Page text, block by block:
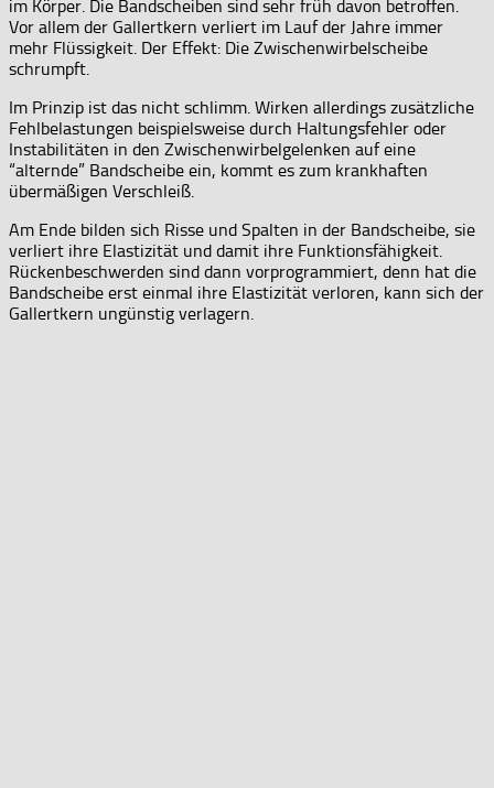
im Körper. Die Bandscheiben sind sehr früh davon betroffen.
Vor allem der Gallertkern verliert im Lauf der Jahre immer
mehr Flüssigkeit. Der Effekt: Die Zwischenwirbelscheibe
schrumpft.
Im Prinzip ist das nicht schlimm. Wirken allerdings zusätzliche
Fehlbelastungen beispielsweise durch Haltungsfehler oder
Instabilitäten in den Zwischenwirbelgelenken auf eine
“alternde” Bandscheibe ein, kommt es zum krankhaften
übermäßigen Verschleiß.
Am Ende bilden sich Risse und Spalten in der Bandscheibe, sie
verliert ihre Elastizität und damit ihre Funktionsfähigkeit.
Rückenbeschwerden sind dann vorprogrammiert, denn hat die
Bandscheibe erst einmal ihre Elastizität verloren, kann sich der
Gallertkern ungünstig verlagern.